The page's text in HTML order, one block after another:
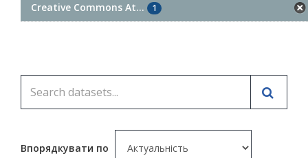
Creative Commons At... 1
Впорядкувати по